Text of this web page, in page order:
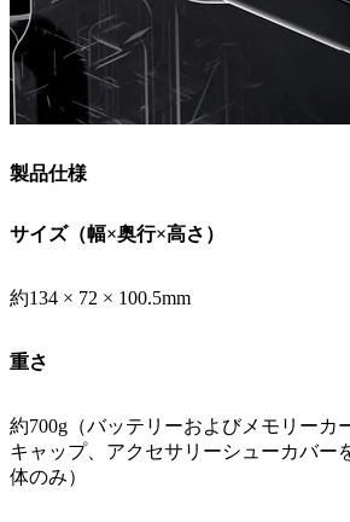
製品仕様
サイズ（幅×奥行×高さ）
約134 × 72 × 100.5mm
重さ
約700g（バッテリーおよびメモリーカ
キャップ、アクセサリーシューカバー
体のみ）